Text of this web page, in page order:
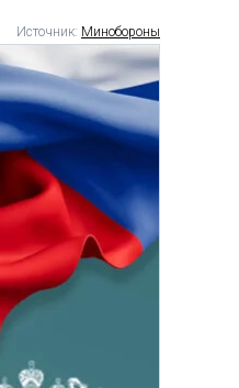
Источник: Минобороны